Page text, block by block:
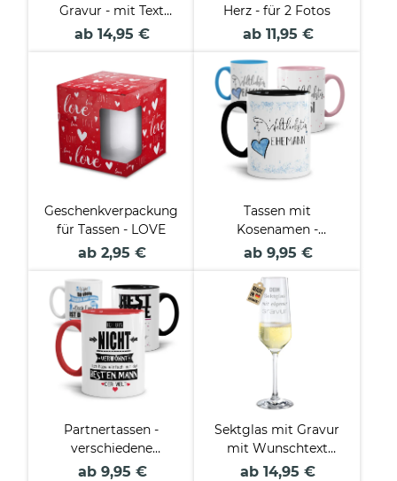
Gravur - mit Text
selbst gestalten
ab 14,95 €
Herz - für 2 Fotos
ab 11,95 €
Geschenkverpackung
für Tassen - LOVE
ab 2,95 €
Tassen mit
Kosenamen -
Weltliebste oder
ab 9,95 €
Partnertassen -
verschiedene
Sprüche-
ab 9,95 €
Sektglas mit Gravur
mit Wunschtext
gestalten
ab 14,95 €